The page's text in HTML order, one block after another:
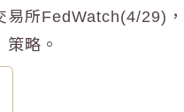
易所FedWatch(4/29)
略。